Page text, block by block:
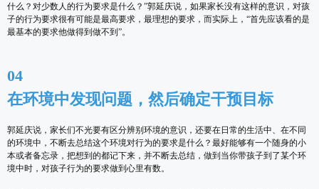
什么？对少数人的行为要求是什么？”郭延庆说，如果家长没有这样的意识，对孩
子的行为要求很有可能是最高要求，最理想的要求，而实际上，“首先应该看的是
最基本的要求他做得到做不到”。
04
在环境中发现问题，然后确定干预目标
郭延庆说，家长们不光要有区分辨别环境的意识，还要在日常的生活中、在不同
的环境中，不断去总结这个环境对行为的要求是什么？最好能够有一个随身的小
本或者备忘录，把想到的都记下来，并不断去总结，做到当你带孩子到了某个环
境中时，对孩子行为的要求做到心里有数。